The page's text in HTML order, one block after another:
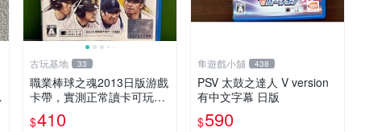
古玩基地 33
職業棒球之魂2013日版游戲
卡帶，實測正常讀卡可玩，
少量包裝壓痕，適合收藏家
嚴選 職業棒球 2013 日版 游
$410
隼遊戲小舖 438
PSV 太鼓之達人 V version
有中文字幕 日版
$590